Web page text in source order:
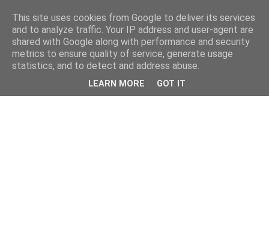
This site uses cookies from Google to deliver its services
and to analyze traffic. Your IP address and user-agent are
shared with Google along with performance and security
metrics to ensure quality of service, generate usage
statistics, and to detect and address abuse.
LEARN MORE GOT IT